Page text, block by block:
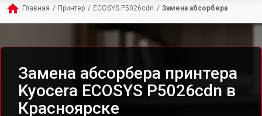
Главная / Принтер / ECOSYS P5026cdn / Замена абсорбера
Замена абсорбера принтера
Kyocera ECOSYS P5026cdn в
Красноярске